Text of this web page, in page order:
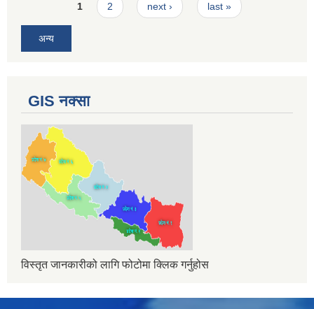
Pages1 2 next › last »
अन्य
GIS नक्सा
विस्तृत जानकारीको लागि फोटोमा क्लिक गर्नुहोस